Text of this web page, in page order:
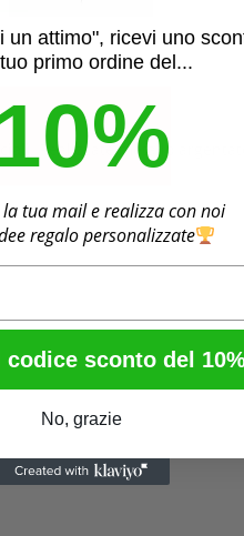
. Realizzate metallo
un attimo", ricevi uno
primo ordine del...
tua mail e realizza con noi
regalo personalizzate
codice sconto del
No, grazie